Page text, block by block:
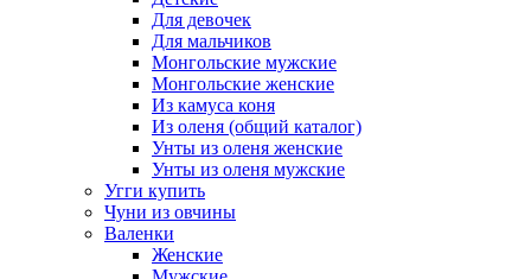
Для девочек
Для мальчиков
Монгольские мужские
Монгольские женские
Из камуса коня
Из оленя (общий каталог)
Унты из оленя женские
Унты из оленя мужские
Угги купить
Чуни из овчины
Валенки
Женские